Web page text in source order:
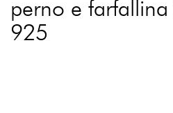
perno e
925